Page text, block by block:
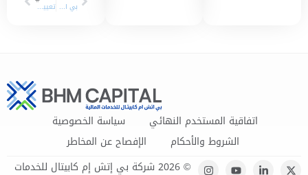
بي اتش ام كابيتال تحصل على نشاط مزاولة خدمة البيع على المكشوف المنظم من سوق دبي المالي تعيين “بي اتش ام كابيتال” كموفر سيولة على أسهم “تاكسي دبي” في سوق دبي المالي
اتفاقية المستخدم النهائي
سياسة الخصوصية
الشروط والأحكام
الإفصاح عن المخاطر
© 2026 شركة بي إتش إم كابيتال للخدمات